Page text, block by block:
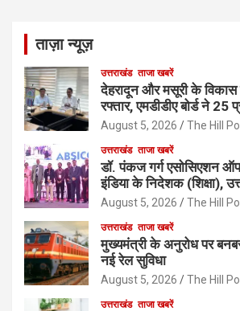
ताज़ा न्यूज़
उत्तराखंड ताजा खबरें
देहरादून और मसूरी के विकास
रफ्तार, एमडीडीए बोर्ड ने 25
August 5, 2026 The Hill
उत्तराखंड ताजा खबरें
डॉ. पंकज गर्ग एसोसिएशन
इंडिया के निदेशक (शिक्षा),
August 5, 2026 The Hill
उत्तराखंड ताजा खबरें
मुख्यमंत्री के अनुरोध पर
नई रेल सुविधा
August 5, 2026 The Hill
उत्तराखंड ताजा खबरें